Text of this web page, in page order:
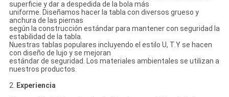
superficie y dar a despedida de la bola más
uniforme. Diseñamos hacer la tabla con diversos grueso y
anchura de las piernas
según la construcción estándar para mantener con seguridad la
estabilidad de la tabla.
Nuestras tablas populares incluyendo el estilo U, T.Y se hacen
con diseño de lujo y se mejoran
estándar de seguridad. Los materiales ambientales se utilizan a
nuestros productos.
2. Experiencia